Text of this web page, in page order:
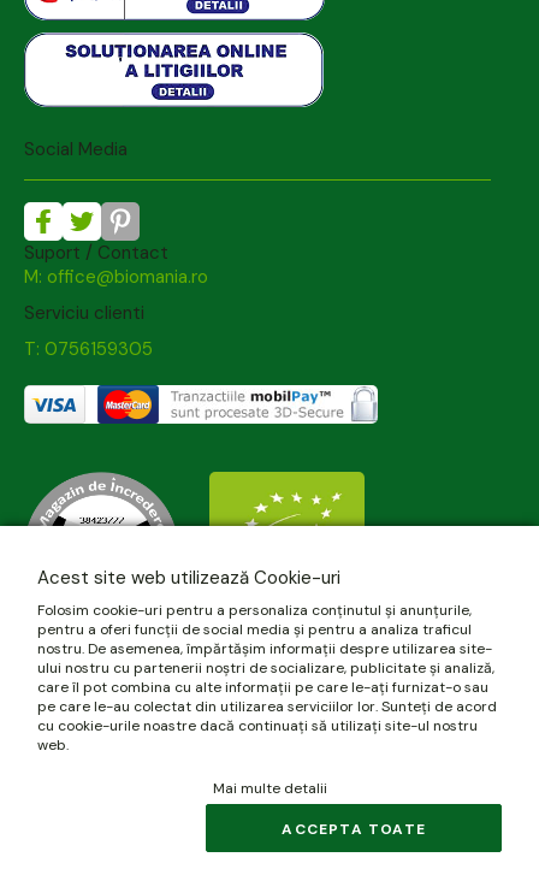
Social Media
Suport / Contact
M: office@biomania.ro
Serviciu clienti
T: 0756159305
Acest site web utilizează Cookie-uri
Folosim cookie-uri pentru a personaliza conținutul și anunțurile,
pentru a oferi funcții de social media și pentru a analiza traficul
nostru. De asemenea, împărtășim informații despre utilizarea site-
ului nostru cu partenerii noștri de socializare, publicitate și analiză,
care îl pot combina cu alte informații pe care le-ați furnizat-o sau
pe care le-au colectat din utilizarea serviciilor lor. Sunteți de acord
cu cookie-urile noastre dacă continuați să utilizați site-ul nostru
web.
Mai multe detalii
ACCEPTA TOATE
© 2026 biomania.ro | Powered by